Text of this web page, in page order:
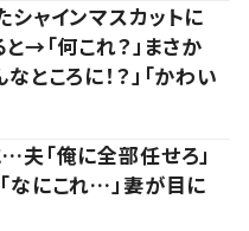
シャインマスカットに
→「何これ？」まさか
ところに！？」「かわい
「俺に全部任せろ」
なにこれ…」妻が目に